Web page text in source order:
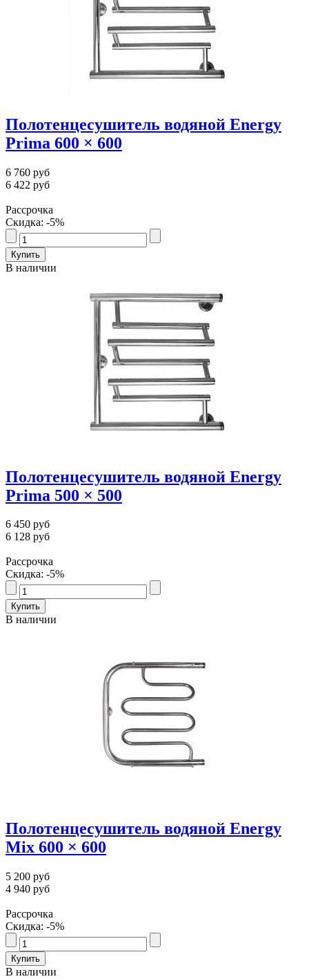
Полотенцесушитель водяной Energy
Prima 600 × 600
6 760 руб
6 422 руб
Рассрочка
Скидка: -5%
В наличии
Полотенцесушитель водяной Energy
Prima 500 × 500
6 450 руб
6 128 руб
Рассрочка
Скидка: -5%
В наличии
Полотенцесушитель водяной Energy
Mix 600 × 600
5 200 руб
4 940 руб
Рассрочка
Скидка: -5%
В наличии